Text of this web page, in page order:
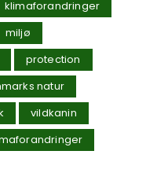
klimaforandringer
miljø
protection
natur
vildkanin